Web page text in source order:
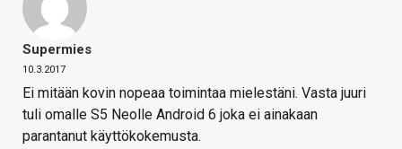
Supermies
10.3.2017
Ei mitään kovin nopeaa toimintaa mielestäni. Vasta juuri
tuli omalle S5 Neolle Android 6 joka ei ainakaan
parantanut käyttökokemusta.